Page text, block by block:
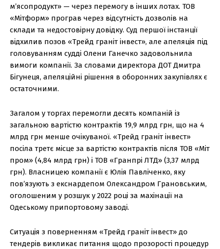
м’ясопродукт» — через перемогу в інших лотах. ТОВ
«Мітформ» програв через відсутність дозволів на
склади та недостовірну довідку. Суд першої інстанції
відхилив позов «Трейд граніт інвест», але апеляція під
головуванням судді Олени Ганечко задовольнила
вимоги компанії. За словами директора ДОТ Дмитра
Бігунеця, апеляційні рішення в оборонних закупівлях є
остаточними.
Загалом у торгах перемогли десять компаній із
загальною вартістю контрактів 19,9 млрд грн, що на 4
млрд грн менше очікуваної. «Трейд граніт інвест»
посіла третє місце за вартістю контрактів після ТОВ «Міт
пром» (4,84 млрд грн) і ТОВ «Гранпрі ЛТД» (3,37 млрд
грн). Власницею компанії є Юлія Павліченко, яку
пов’язують з екснардепом Олександром Грановським,
оголошеним у розшук у 2022 році за махінації на
Одеському припортовому заводі.
Ситуація з поверненням «Трейд граніт інвест» до
тендерів викликає питання щодо прозорості процедур